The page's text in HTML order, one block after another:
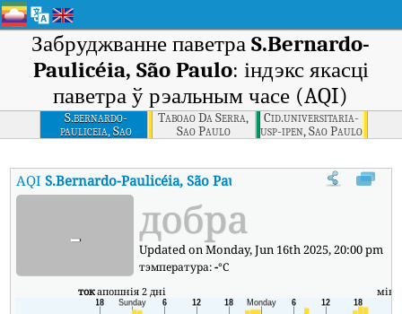
Забруджванне паветраS.Bernardo-
Paulicéia, São Paulo: індэкс якасці
паветра ў рэальным часе (AQI)
S.bernardo-
pauliceia, Sao
Paulo
Taboao Da Serra,
Sao Paulo
Cid.universitaria-
usp-ipen, Sao Paulo
AQIS.Bernardo-Paulicéia, São Paulo Індэкс якасці паветра
- добра
Updated on Monday, Jun 16th 2025, 20:00 pm
тэмпература:-°C
токапошнія 2 дні мін